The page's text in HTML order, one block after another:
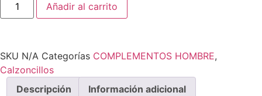
Añadir al carrito
SKU N/A Categorías COMPLEMENTOS HOMBRE,
Calzoncillos
Descripción
Información adicional